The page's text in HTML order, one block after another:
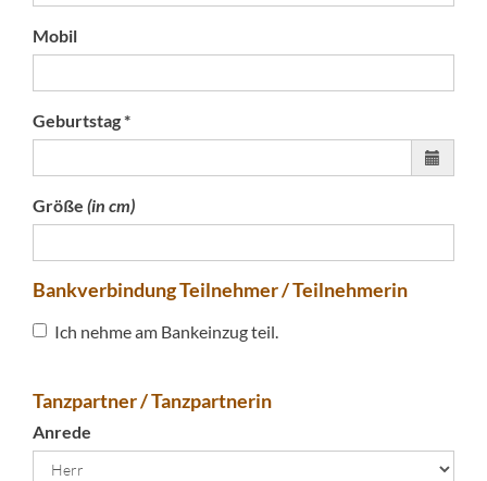
Mobil
Geburtstag *
Größe (in cm)
Bankverbindung Teilnehmer / Teilnehmerin
Ich nehme am Bankeinzug teil.
Tanzpartner / Tanzpartnerin
Anrede